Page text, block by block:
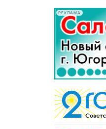
РЕКЛАМА